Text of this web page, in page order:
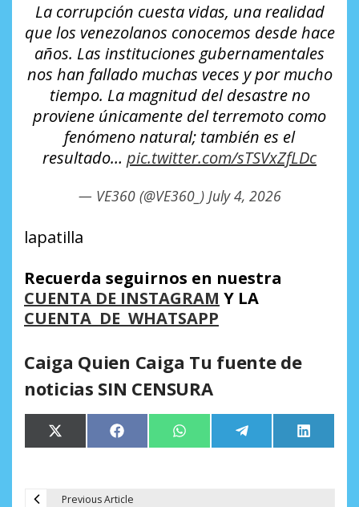
La corrupción cuesta vidas, una realidad
que los venezolanos conocemos desde hace
años. Las instituciones gubernamentales
nos han fallado muchas veces y por mucho
tiempo. La magnitud del desastre no
proviene únicamente del terremoto como
fenómeno natural; también es el
resultado… pic.twitter.com/sTSVxZfLDc
— VE360 (@VE360_) July 4, 2026
lapatilla
Recuerda seguirnos en nuestra
CUENTA DE INSTAGRAM Y LA
CUENTA DE WHATSAPP
Caiga Quien Caiga Tu fuente de
noticias SIN CENSURA
Compartir
en
X
(Twitter)
Compartir
en
Facebook Compartir
en
WhatsApp Compartir
en
Telegram
en
LinkedIn
Previous Article